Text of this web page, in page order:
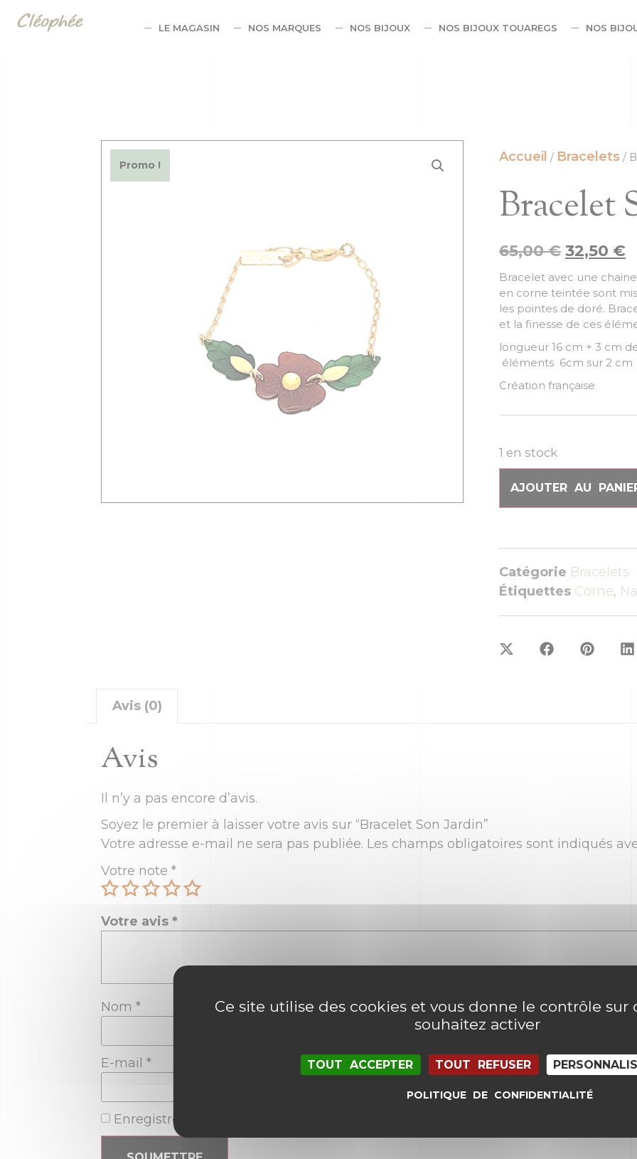
LE MAGASIN NOS MARQUES NOS BIJOUX NOS BIJOUX TOUAREGS NOS
Promo !
Accueil / Bracelets /
Bracelet
65,00€ 32,50 €
Bracelet avec une
en corne teintée sont
les pointes de doré.
et la finesse de ces
longueur 16
éléments 6cm sur 2 cm
Création française
1 en stock
AJOUTER AU
Catégorie Bracelets
Étiquettes Corne,
Avis (0)
Avis
Il n’y a pas encore d’avis.
Soyez le premier à laisser votre avis sur “Bracelet Son Jardin”
Votre adresse e-mail ne sera pas publiée. Les champs obligatoires sont indiqués
Votre note *
Votre avis *
Nom *
E-mail *
Enregistrer mon nom, mon e-mail et mon site dans le navigateur pour mon
Ce site utilise des cookies et vous donne le contrôle sur
souhaitez activer
TOUT ACCEPTER TOUT REFUSER
POLITIQUE DE CONFIDENTIALITÉ